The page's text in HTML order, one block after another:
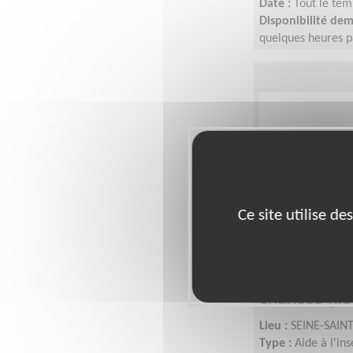
Date :
Tout le
Disponibilité
quelques heures
mentorat
chances
Lieu : SEINE-
Type : Aide à
Ce site utilise